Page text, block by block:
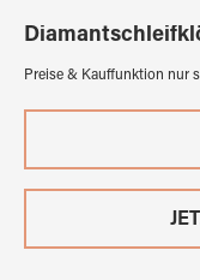
Preise & Kauffunktion nur